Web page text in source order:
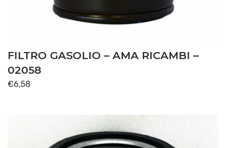
FILTRO GASOLIO – AMA RICAMBI –
02058
€6,58